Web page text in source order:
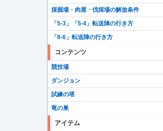
採掘場・肉屋・伐採場の解放条件
「5-3」「5-4」転送陣の行き方
「8-6」転送陣の行き方
コンテンツ
競技場
ダンジョン
試練の塔
竜の巣
アイテム